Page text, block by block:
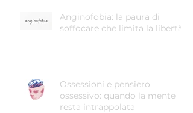
Anginofobia: la paura di
soffocare che limita la libertà
Ossessioni e pensiero
ossessivo: quando la mente
resta intrappolata